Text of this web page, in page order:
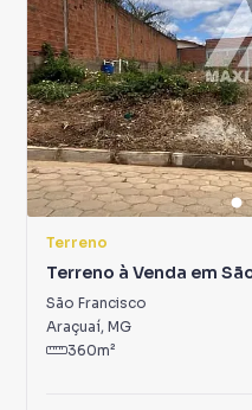
Terreno
Terreno à Venda em
São Francisco
Araçuaí, MG
360m²